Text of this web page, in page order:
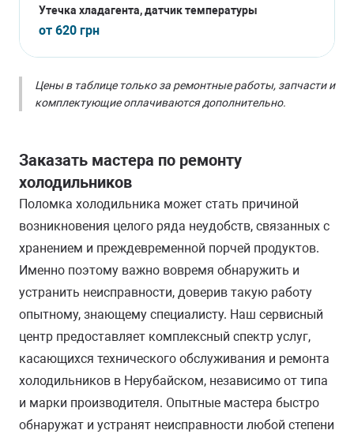
Утечка хладагента, датчик температуры
от 620 грн
Цены в таблице только за ремонтные работы, запчасти и
комплектующие оплачиваются дополнительно.
Заказать мастера по ремонту
холодильников
Поломка холодильника может стать причиной
возникновения целого ряда неудобств, связанных с
хранением и преждевременной порчей продуктов.
Именно поэтому важно вовремя обнаружить и
устранить неисправности, доверив такую работу
опытному, знающему специалисту. Наш сервисный
центр предоставляет комплексный спектр услуг,
касающихся технического обслуживания и ремонта
холодильников в Нерубайском, независимо от типа
и марки производителя. Опытные мастера быстро
обнаружат и устранят неисправности любой степени